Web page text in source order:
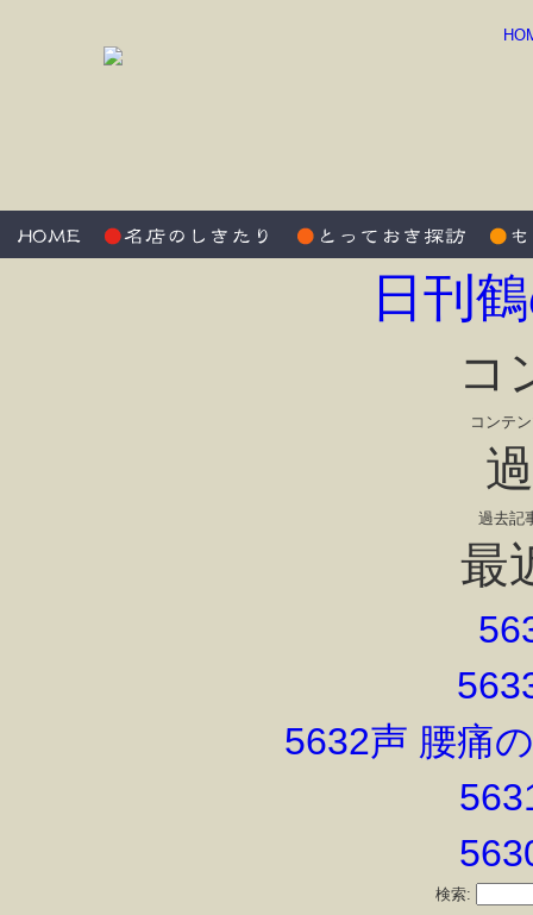
日刊
コ
コンテ
過去記
最
5632声 腰痛
検索: